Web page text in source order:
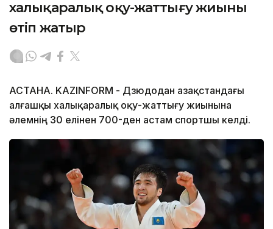
халықаралық оқу-жаттығу жиыны
өтіп жатыр
АСТАНА. KAZINFORM - Дзюдодан Қазақстандағы
алғашқы халықаралық оқу-жаттығу жиынына
әлемнің 30 елінен 700-ден астам спортшы келді.